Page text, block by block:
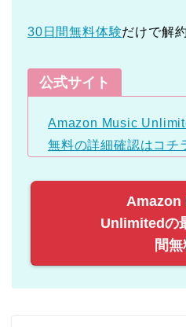
30日間無料体験だけで解
公式サイト
Amazon Music
無料の詳細確認はコチ
Amazon
Unlimitedの
間